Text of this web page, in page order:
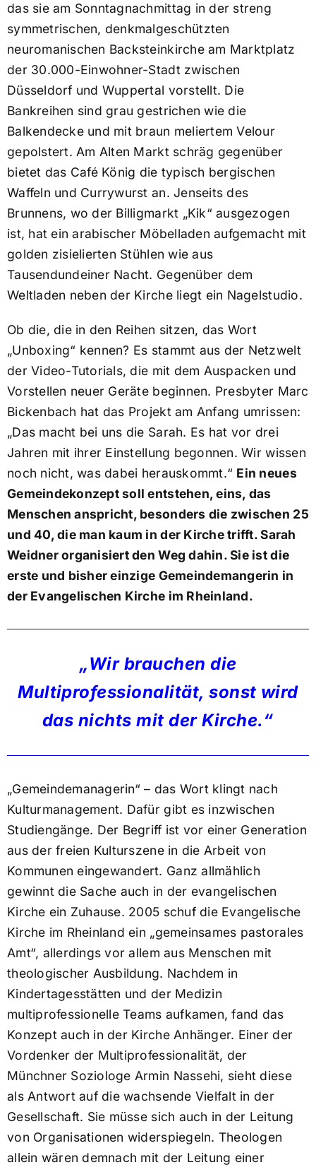
das sie am Sonntagnachmittag in der streng
symmetrischen, denkmalgeschützten
neuromanischen Backsteinkirche am Marktplatz
der 30.000-Einwohner-Stadt zwischen
Düsseldorf und Wuppertal vorstellt. Die
Bankreihen sind grau gestrichen wie die
Balkendecke und mit braun meliertem Velour
gepolstert. Am Alten Markt schräg gegenüber
bietet das Café König die typisch bergischen
Waffeln und Currywurst an. Jenseits des
Brunnens, wo der Billigmarkt „Kik“ ausgezogen
ist, hat ein arabischer Möbelladen aufgemacht mit
golden zisielierten Stühlen wie aus
Tausendundeiner Nacht. Gegenüber dem
Weltladen neben der Kirche liegt ein Nagelstudio.
Ob die, die in den Reihen sitzen, das Wort
„Unboxing“ kennen? Es stammt aus der Netzwelt
der Video-Tutorials, die mit dem Auspacken und
Vorstellen neuer Geräte beginnen. Presbyter Marc
Bickenbach hat das Projekt am Anfang umrissen:
„Das macht bei uns die Sarah. Es hat vor drei
Jahren mit ihrer Einstellung begonnen. Wir wissen
noch nicht, was dabei herauskommt.“ Ein neues
Gemeindekonzept soll entstehen, eins, das
Menschen anspricht, besonders die zwischen 25
und 40, die man kaum in der Kirche trifft. Sarah
Weidner organisiert den Weg dahin. Sie ist die
erste und bisher einzige Gemeindemangerin in
der Evangelischen Kirche im Rheinland.
„Wir brauchen die
Multiprofessionalität, sonst wird
das nichts mit der Kirche.“
„Gemeindemanagerin“ – das Wort klingt nach
Kulturmanagement. Dafür gibt es inzwischen
Studiengänge. Der Begriff ist vor einer Generation
aus der freien Kulturszene in die Arbeit von
Kommunen eingewandert. Ganz allmählich
gewinnt die Sache auch in der evangelischen
Kirche ein Zuhause. 2005 schuf die Evangelische
Kirche im Rheinland ein „gemeinsames pastorales
Amt“, allerdings vor allem aus Menschen mit
theologischer Ausbildung. Nachdem in
Kindertagesstätten und der Medizin
multiprofessionelle Teams aufkamen, fand das
Konzept auch in der Kirche Anhänger. Einer der
Vordenker der Multiprofessionalität, der
Münchner Soziologe Armin Nassehi, sieht diese
als Antwort auf die wachsende Vielfalt in der
Gesellschaft. Sie müsse sich auch in der Leitung
von Organisationen widerspiegeln. Theologen
allein wären demnach mit der Leitung einer